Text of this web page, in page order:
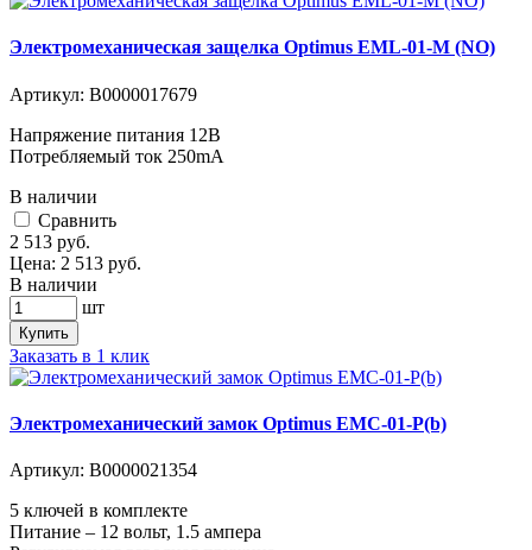
Электромеханическая защелка Optimus EML-01-M (NO)
Артикул: В0000017679
Напряжение питания 12В
Потребляемый ток 250mA
В наличии
Cравнить
2 513 руб.
Цена: 2 513 руб.
В наличии
шт
Купить
Заказать в 1 клик
Электромеханический замок Optimus EMC-01-Р(b)
Артикул: В0000021354
5 ключей в комплекте
Питание – 12 вольт, 1.5 ампера